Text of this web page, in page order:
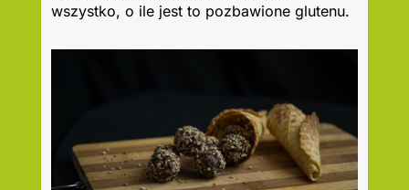
wszystko, o ile jest to pozbawione glutenu.